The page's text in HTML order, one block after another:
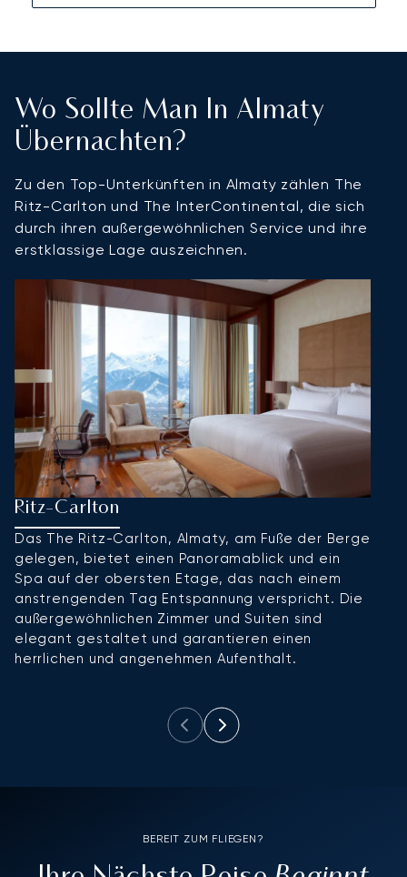
Wo Sollte Man In Almaty
Übernachten?
Zu den Top-Unterkünften in Almaty zählen The
Ritz-Carlton und The InterContinental, die sich
durch ihren außergewöhnlichen Service und ihre
erstklassige Lage auszeichnen.
Ritz-Carlton
Das The Ritz-Carlton, Almaty, am Fuße der Berge
gelegen, bietet einen Panoramablick und ein
Spa auf der obersten Etage, das nach einem
anstrengenden Tag Entspannung verspricht. Die
außergewöhnlichen Zimmer und Suiten sind
elegant gestaltet und garantieren einen
herrlichen und angenehmen Aufenthalt.
BEREIT ZUM FLIEGEN?